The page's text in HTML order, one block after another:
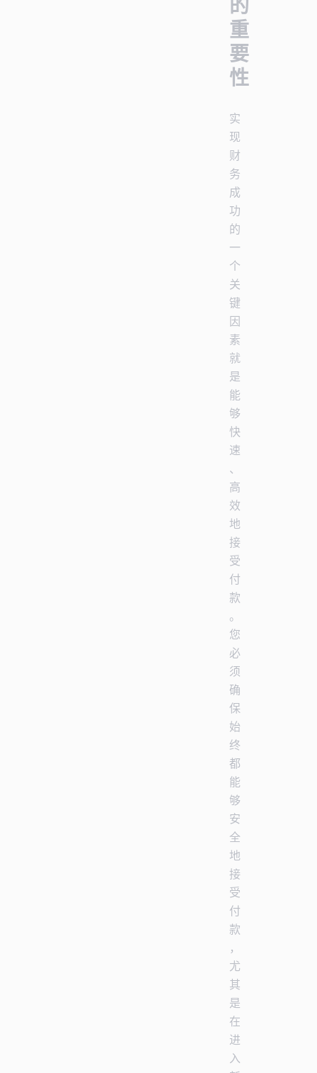
的
重
要
性
实
现
财
务
成
功
的
一
个
关
键
因
素
就
是
能
够
快
速
、
高
效
地
接
受
付
款
。
您
必
须
确
保
始
终
都
能
够
安
全
地
接
受
付
款
，
尤
其
是
在
进
入